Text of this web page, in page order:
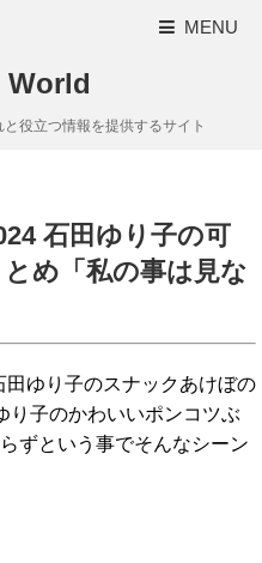
MENU
World
役立つ情報を提供するサイト
石田ゆり子の可
め「私の事は見な
ゆり子のスナックあけぼの
り子のかわいいポンコツぶ
ずという事でそんなシーン